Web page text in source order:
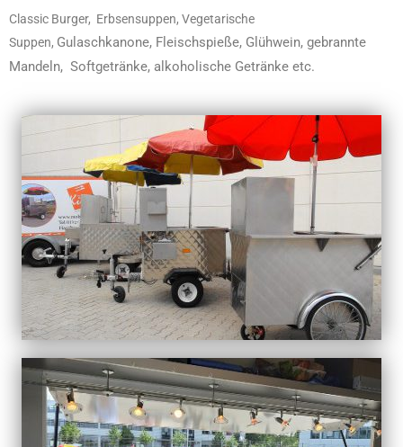
Classic Burger, Erbsensuppen, Vegetarische
Suppen, Gulaschkanone, Fleischspieße, Glühwein, gebrannte
Mandeln, Softgetränke, alkoholische Getränke etc.